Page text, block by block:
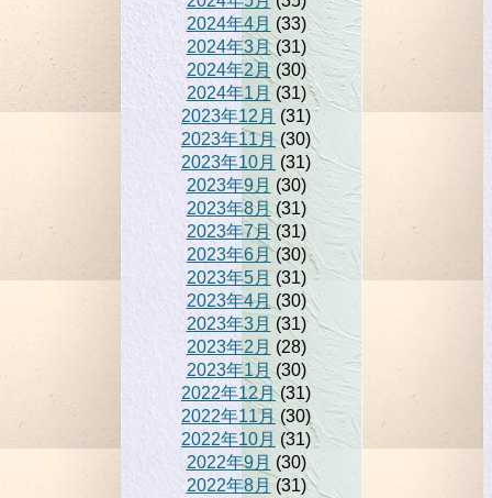
2024年4月 (33)
2024年3月(31)
2024年2月(30)
2024年1月 (31)
2023年12月 (31)
2023年11月 (30)
2023年10月 (31)
2023年9月 (30)
2023年8月(31)
2023年7月(31)
2023年6月(30)
2023年5月(31)
2023年4月 (30)
2023年3月 (31)
2023年2月 (28)
2023年1月 (30)
2022年12月(31)
2022年11月 (30)
2022年10月 (31)
2022年9月 (30)
2022年8月 (31)